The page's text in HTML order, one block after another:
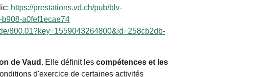
https://prestations.vd.ch/pub/blv-
a0fef1ecae74
800.01?key=1559043264800&id=258cb2db-
de Vaud . Elle définit les compétences et les
d'exercice de certaines activités